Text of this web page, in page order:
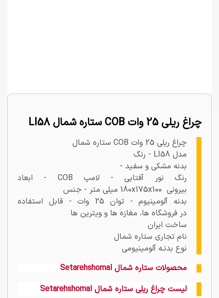
چراغ ریلی 25 وات COB ستاره شمال LI58
چراغ ریلی 25 وات COB ستاره شمال
مدل LI58 - رنگ
بدنه مشکی و سفید -
رنگ نور آفتابی - لامپ COB - ابعاد
بیرونی 180x175x100 میلی متر - جنس
بدنه آلومینیوم - توان 25 وات - قابل استفاده
در فروشگاه ها، مغازه ها و ویترین ها
ساخت ایران
نام تجاری ستاره شمال
نوع بدنـه آلومینیومی
محصولات ستاره شمال Setarehshomal
لیست چراغ ریلی ستاره شمال Setarehshomal